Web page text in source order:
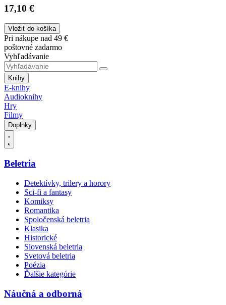
17,10 €
Vložiť do košíka
Pri nákupe nad 49 €
poštovné zadarmo
Vyhľadávanie
Knihy
E-knihy
Audioknihy
Hry
Filmy
Doplnky
Beletria
Detektívky, trilery a horory
Sci-fi a fantasy
Komiksy
Romantika
Spoločenská beletria
Klasika
Historické
Slovenská beletria
Svetová beletria
Poézia
Ďalšie kategórie
Náučná a odborná